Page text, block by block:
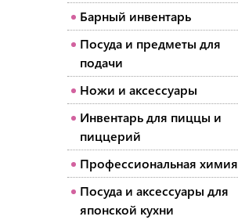
Барный инвентарь
Посуда и предметы для
подачи
Ножи и аксессуары
Инвентарь для пиццы и
пиццерий
Профессиональная химия
Посуда и аксессуары для
японской кухни